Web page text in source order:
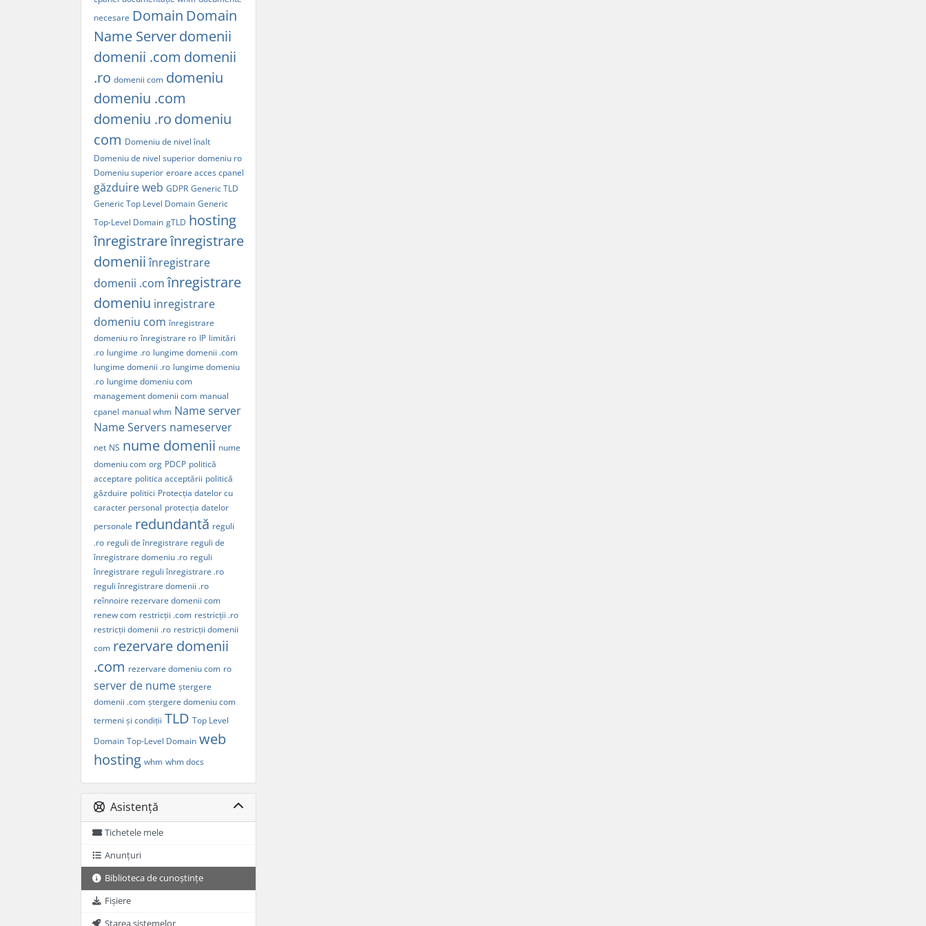
necesare Domain Domain
Name Server domenii
domenii .com domenii
.ro domenii com domeniu
domeniu .com
domeniu .ro domeniu
com Domeniu de nivel înalt
Domeniu de nivel superior domeniu ro
Domeniu superior eroare acces cpanel
găzduire web GDPR Generic TLD
Generic Top Level Domain Generic
Top-Level Domain gTLD hosting
înregistrareînregistrare
domenii înregistrare
domenii .com înregistrare
domeniu inregistrare
domeniu com înregistrare
domeniu ro înregistrare ro IP limitări
.ro lungime .ro lungime domenii .com
lungime domenii .ro lungime domeniu
.ro lungime domeniu com
management domenii com manual
cpanel manual whm Name server
Name Servers nameserver
net NS nume domenii nume
domeniu com org PDCP politică
acceptare politica acceptării politică
găzduire politici Protecția datelor cu
caracter personal protecția datelor
personale redundantă reguli
.ro reguli de înregistrare reguli de
înregistrare domeniu .ro reguli
înregistrare reguli înregistrare .ro
reguli înregistrare domenii .ro
reînnoire rezervare domenii com
renew com restricții .com restricții .ro
restricții domenii .ro restricții domenii
com rezervare domenii
.com rezervare domeniu com ro
server de nume ștergere
domenii .com ștergere domeniu com
termeni și condiții TLD Top Level
Domain Top-Level Domain web
hosting whm whm docs
Asistență
Tichetele mele
Anunțuri
Biblioteca de cunoștințe
Fișiere
Starea sistemelor